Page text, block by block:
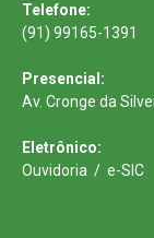
Telefone:
(91) 99165-1391
Presencial:
Av. Cronge da
Eletrônico:
Ouvidoria / e-SIC